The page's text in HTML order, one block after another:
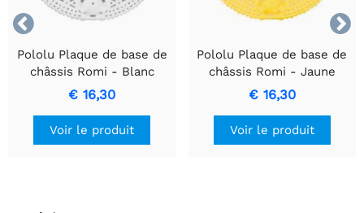


Pololu Plaque de base de
châssis Romi - Blanc
€ 16,30
Voir le produit
Pololu Plaque de base de
châssis Romi - Jaune
€ 16,30
Voir le produit